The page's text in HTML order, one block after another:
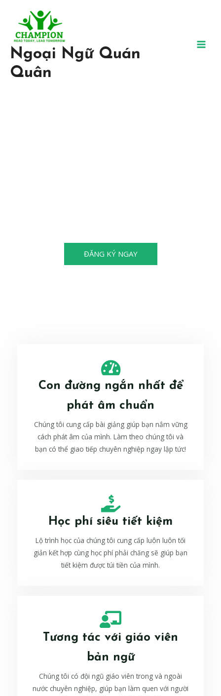
Ngoại Ngữ Quán
Quân
ĐĂNG KÝ NGAY
Con đường ngắn nhất để
phát âm chuẩn
Chúng tôi cung cấp bài giảng giúp bạn nắm vững
cách phát âm của mình. Làm theo chúng tôi và
bạn có thể giao tiếp chuyên nghiệp ngay lập tức!
Học phí siêu tiết kiệm
Lộ trình học của chúng tôi cung cấp luôn luôn tối
giản kết hợp cùng học phí phải chăng sẽ giúp bạn
tiết kiệm được túi tiền của mình.
Tương tác với giáo viên
bản ngữ
Chúng tôi có đội ngũ giáo viên trong và ngoài
nước chuyên nghiệp, giúp bạn làm quen với người